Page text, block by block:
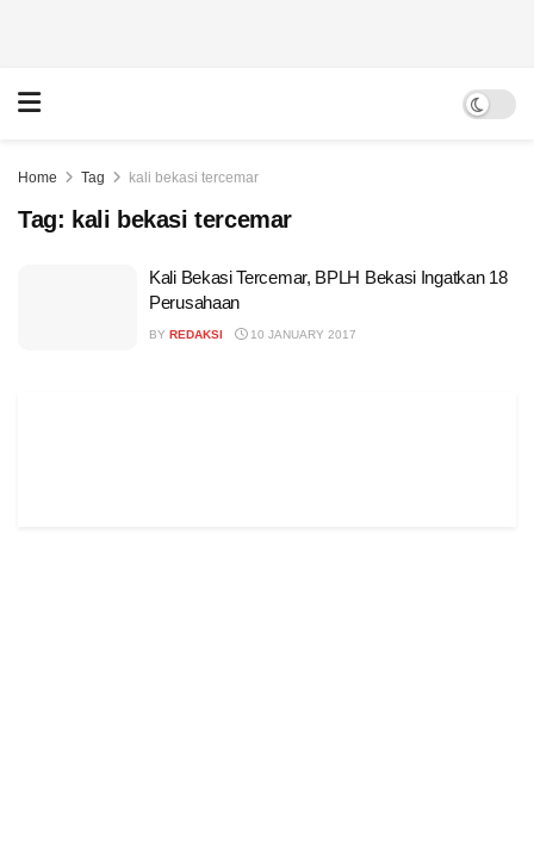
Home Tag kali bekasi tercemar
Tag: kali bekasi tercemar
Kali Bekasi Tercemar, BPLH Bekasi Ingatkan 18
Perusahaan
BY REDAKSI 10 JANUARY 2017